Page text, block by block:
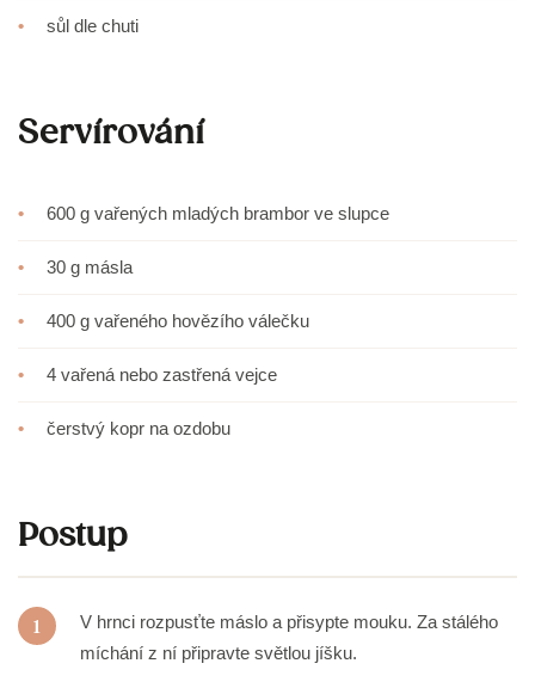
• sůl dle chuti
Servírování
• 600 g vařených mladých brambor ve slupce
• 30 g másla
• 400 g vařeného hovězího válečku
• 4 vařená nebo zastřená vejce
• čerstvý kopr na ozdobu
Postup
1
V hrnci rozpusťte máslo a přisypte mouku. Za stálého
míchání z ní připravte světlou jíšku.